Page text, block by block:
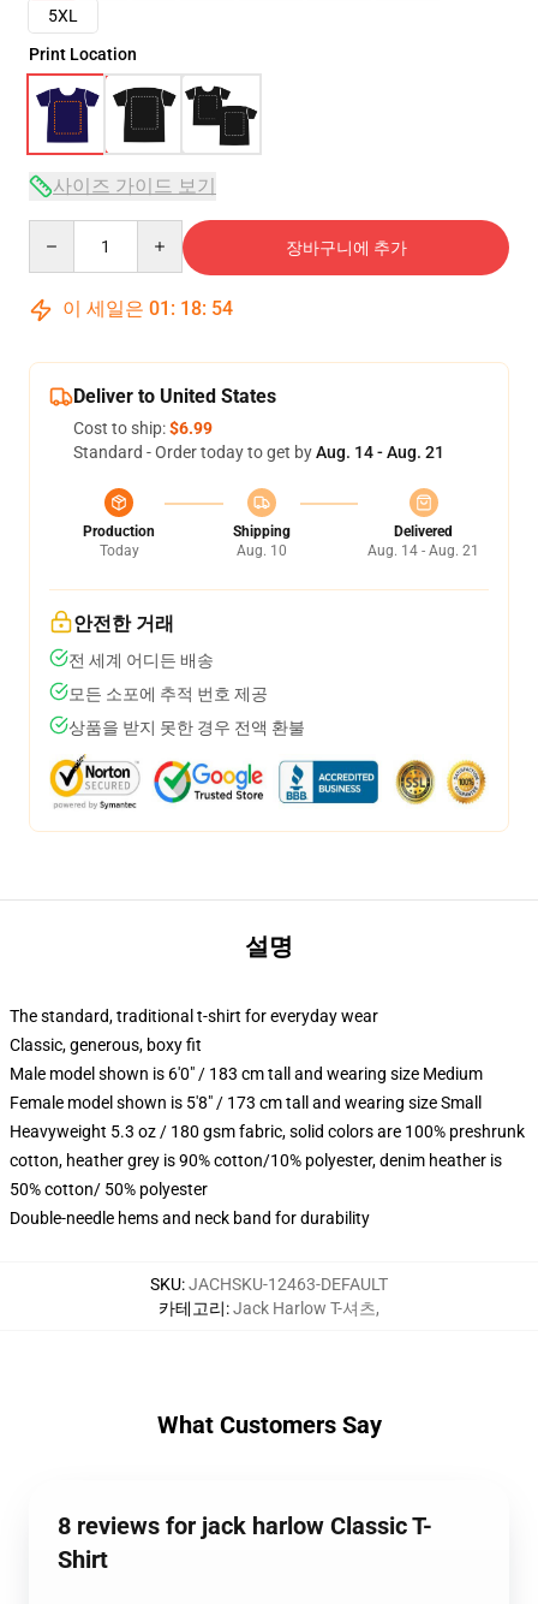
5XL
Print Location
사이즈 가이드 보기
장바구니에 추가
이 세일은 01 : 18: 54
Deliver to United States
Cost to ship:$6.99
Standard - Order today to get byAug. 14 - Aug. 21
Production
Today
Shipping
Aug. 10
Delivered
Aug. 14 - Aug. 21
안전한 거래
전 세계 어디든 배송
모든 소포에 추적 번호 제공
상품을 받지 못한 경우 전액 환불
설명
The standard, traditional t-shirt for everyday wear
Classic, generous, boxy fit
Male model shown is 6'0" / 183 cm tall and wearing size Medium
Female model shown is 5'8" / 173 cm tall and wearing size Small
Heavyweight 5.3 oz / 180 gsm fabric, solid colors are 100% preshrunk
cotton, heather grey is 90% cotton/10% polyester, denim heather is
50% cotton/ 50% polyester
Double-needle hems and neck band for durability
SKU:JACHSKU-12463-DEFAULT
카테고리:Jack Harlow T-셔츠,
What Customers Say
8 reviews for jack harlow Classic T-
Shirt